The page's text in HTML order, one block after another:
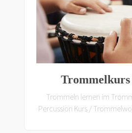
Trommelkurs
Trommeln lernen im
Percussion Kurs /